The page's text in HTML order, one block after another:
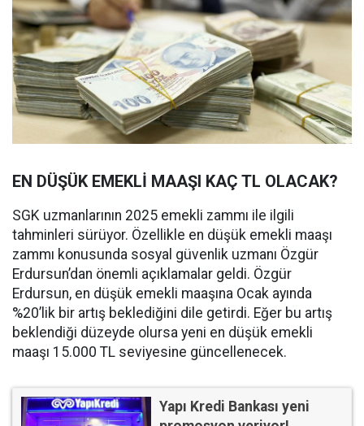
EN DÜŞÜK EMEKLİ MAAŞI KAÇ TL OLACAK?
SGK uzmanlarının 2025 emekli zammı ile ilgili
tahminleri sürüyor. Özellikle en düşük emekli maaşı
zammı konusunda sosyal güvenlik uzmanı Özgür
Erdursun’dan önemli açıklamalar geldi. Özgür
Erdursun, en düşük emekli maaşına Ocak ayında
%20’lik bir artış beklediğini dile getirdi. Eğer bu artış
beklendiği düzeyde olursa yeni en düşük emekli
maaşı 15.000 TL seviyesine güncellenecek.
Yapı Kredi Bankası yeni